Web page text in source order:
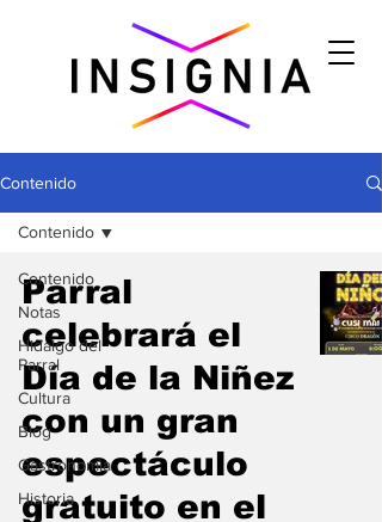
Contenido
Contenido
Notas
Hidalgo del
Parral
Cultura
Blog
Gastronomìa
Historia
Contenido
Parral
celebrará el
Día de la Niñez
con un gran
espectáculo
gratuito en el